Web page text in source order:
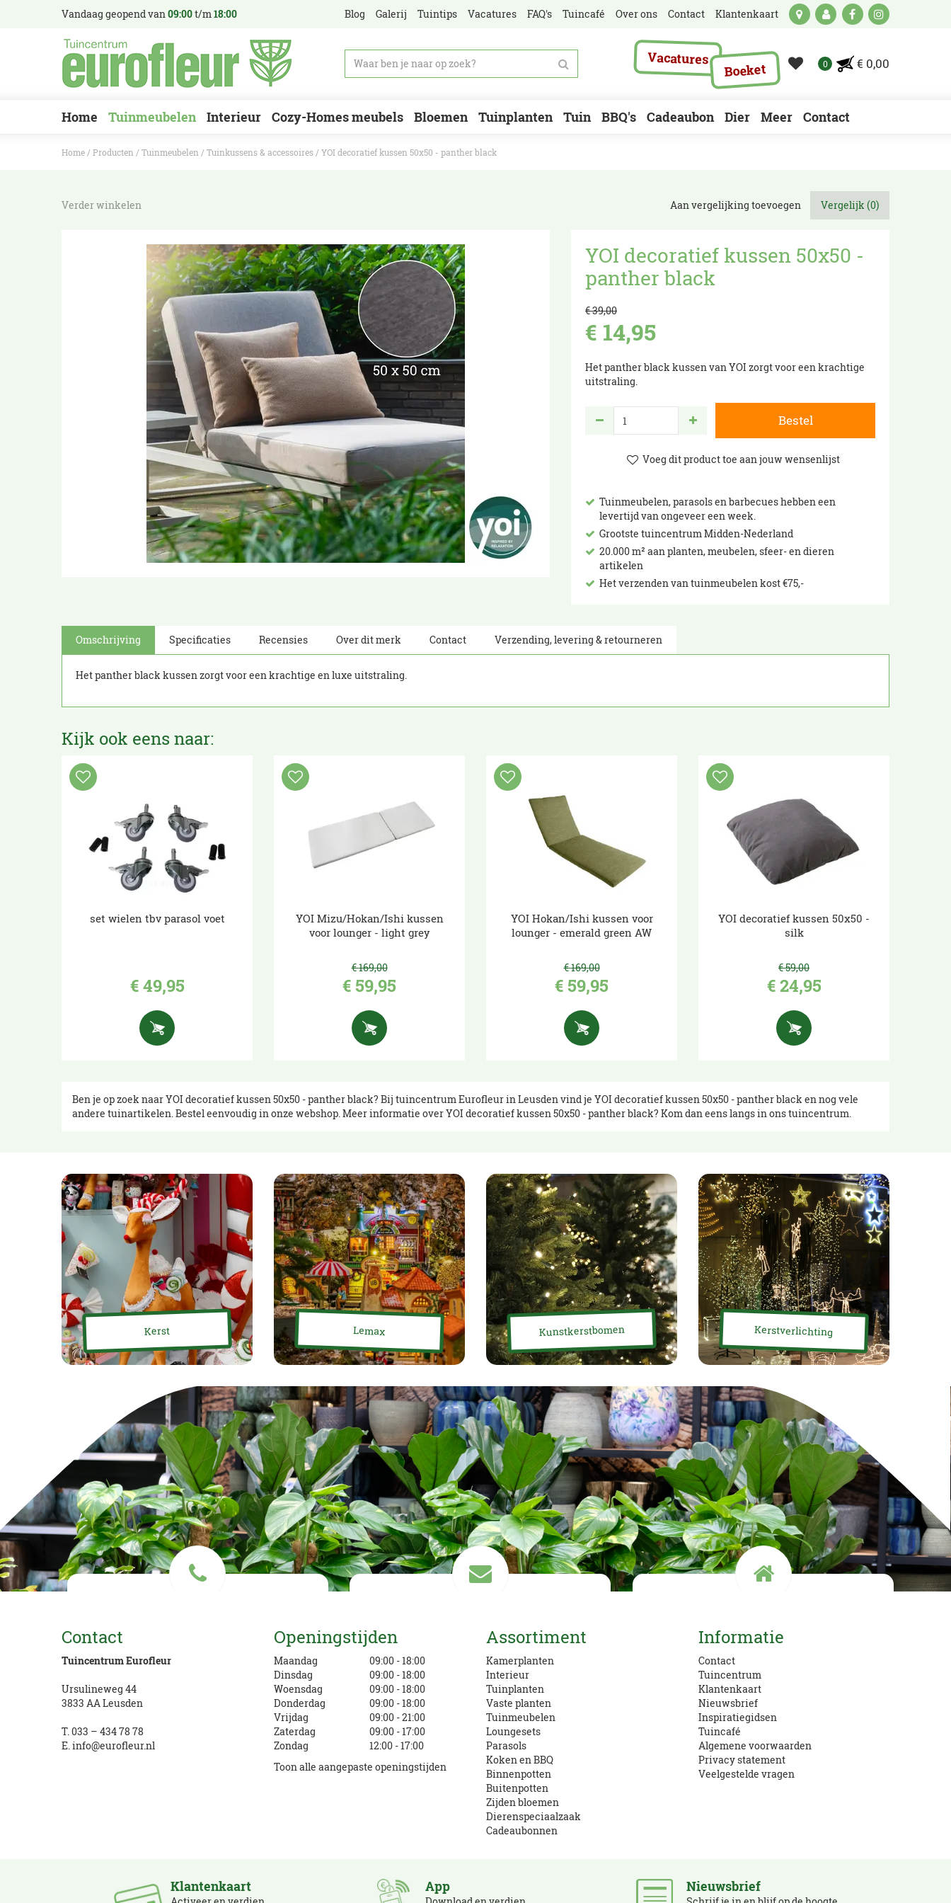
Home Producten Tuinmeubelen Tuinkussens & accessoires YOI decoratief kussen 50x50 - panther black
Vandaag geopend van09:00t/m18:00 Blog Galerij Tuintips Vacatures FAQ's Tuincafé Over ons Contact Klantenkaart
Vacatures
Boeket € 0,00
Home Tuinmeubelen Interieur Cozy-Homes meubels Bloemen Tuinplanten Tuin BBQ's Cadeaubon Dier Meer Contact
Verder winkelen Aan vergelijking toevoegen Vergelijk (0)
YOI decoratief kussen 50x50 -
panther black
€39,00
€ 14,95
Het panther black kussen van YOI zorgt voor een krachtige
uitstraling.
Tuinmeubelen, parasols en barbecues hebben een
levertijd van ongeveer een week.
Grootste tuincentrum Midden-Nederland
20.000 m² aan planten, meubelen, sfeer- en dieren
artikelen
Het verzenden van tuinmeubelen kost €75,-
Omschrijving Specificaties Recensies Over dit merk Contact Verzending, levering & retourneren
Het panther black kussen zorgt voor een krachtige en luxe uitstraling.
Kijk ook eens naar:
set wielen tbv parasol voet
€ 49,95
YOI Mizu/Hokan/Ishi kussen
voor lounger - light grey
€169,00
€59,95
YOI Hokan/Ishi kussen voor
lounger - emerald green AW
€169,00
€59,95
YOI decoratief kussen 50x50 -
silk
€59,00
€ 24,95
Ben je op zoek naar YOI decoratief kussen 50x50 - panther black? Bij tuincentrum Eurofleur in Leusden vind je YOI decoratief kussen 50x50 - panther black en nog vele
andere tuinartikelen. Bestel eenvoudig in onze webshop. Meer informatie over YOI decoratief kussen 50x50 - panther black? Kom dan eens langs in ons tuincentrum.
Kerst Lemax Kunstkerstbomen Kerstverlichting
info@eurofleur.nl
Openingstijden en route
Contact
Tuincentrum Eurofleur
Ursulineweg 44
3833 AA Leusden
T.033 – 434 78 78
E.info@eurofleur.nl
Openingstijden
Maandag
09:00 - 18:00
Dinsdag
09:00 - 18:00
Woensdag
09:00 - 18:00
Donderdag
09:00 - 18:00
Vrijdag
09:00 - 21:00
Zaterdag
09:00 - 17:00
Zondag
12:00 - 17:00
Toon alle aangepaste openingstijden
Assortiment
Kamerplanten
Interieur
Tuinplanten
Vaste planten
Tuinmeubelen
Loungesets
Parasols
Koken en BBQ
Binnenpotten
Buitenpotten
Zijden bloemen
Dierenspeciaalzaak
Cadeaubonnen
Informatie
Contact
Tuincentrum
Klantenkaart
Nieuwsbrief
Inspiratiegidsen
Tuincafé
Algemene voorwaarden
Privacy statement
Veelgestelde vragen
Klantenkaart App Nieuwsbrief